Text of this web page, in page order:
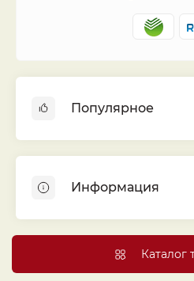
Популярное
Монеты
Банкноты
Листы для монет
Капсулы и холдеры
Информация
Договор публичной
Каталог